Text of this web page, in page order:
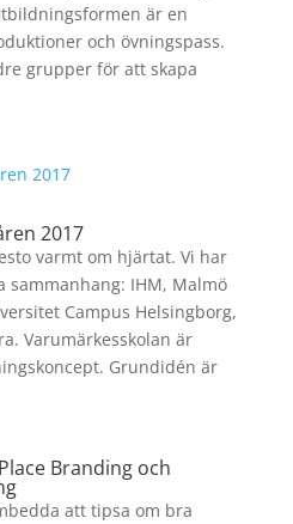
är en
och övningspass.
grupper för att skapa
2017
varmt om hjärtat. Vi har
sammanhang: IHM, Malmö
Campus Helsingborg,
Varumärkesskolan är
Grundidén är
Branding och
att tipsa om bra